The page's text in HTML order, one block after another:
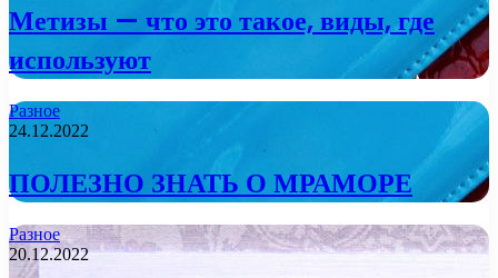
Метизы — что это такое, виды, где
используют
Разное
24.12.2022
ПОЛЕЗНО ЗНАТЬ О МРАМОРЕ
Разное
20.12.2022